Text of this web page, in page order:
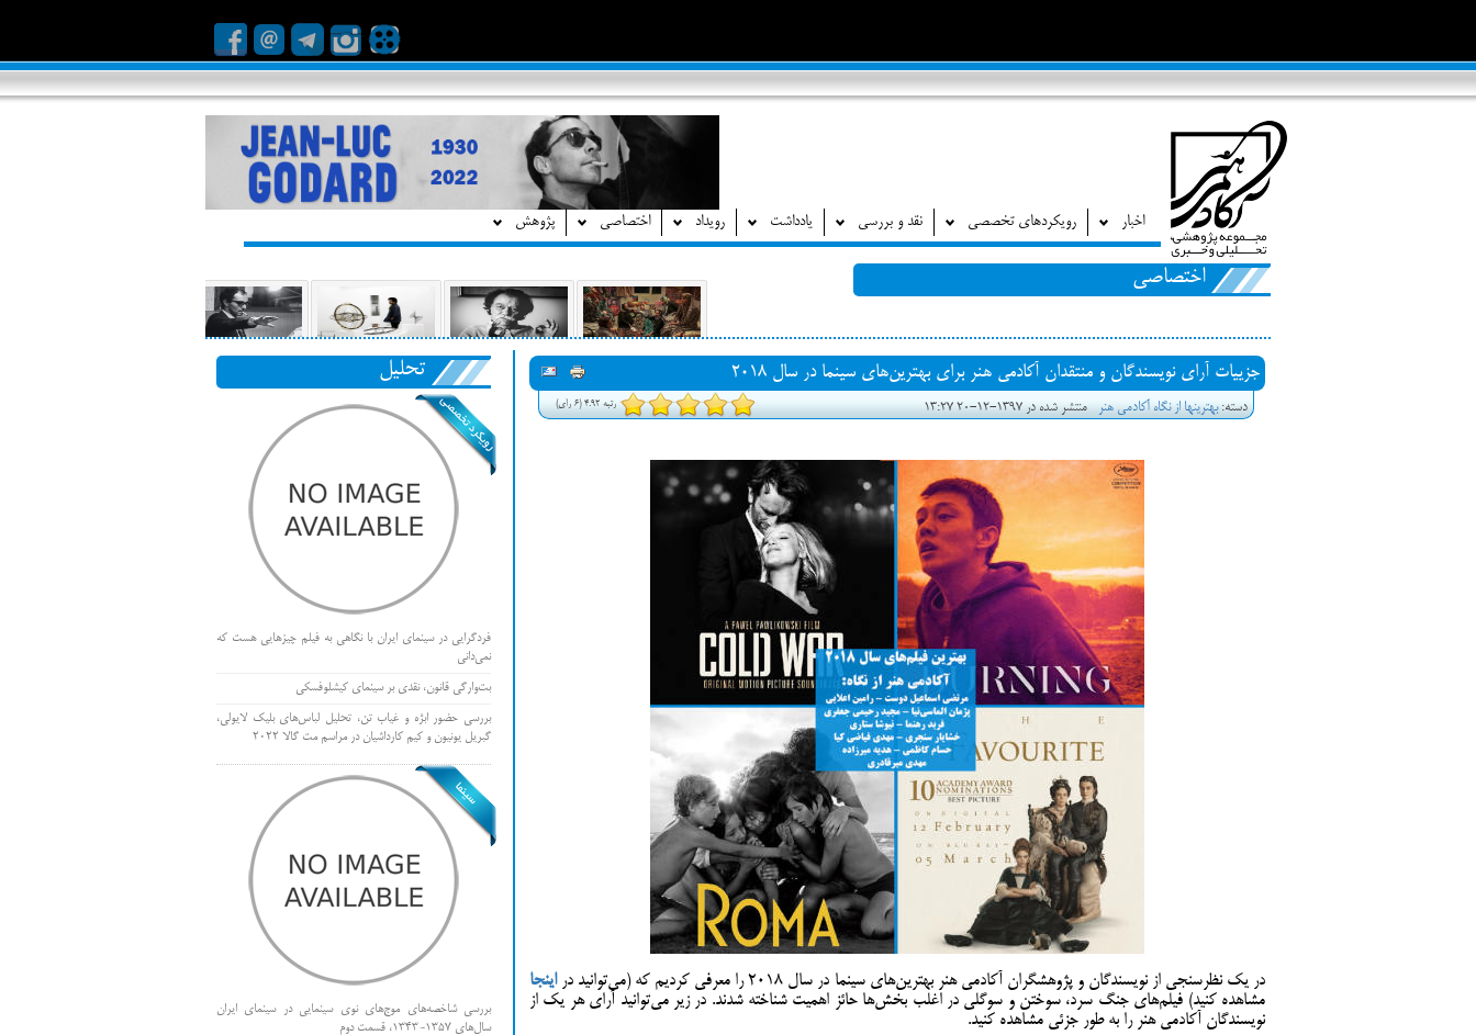
اخبار رویکردهای تخصصی نقد و بررسی یادداشت رویداد اختصاصی پژوهش
اختصاصی
جزییات آرای نویسندگان و منتقدان آکادمی هنر برای بهترین‌های سینما در سال 2018
رتبه 4.92 (6 رای) دسته:بهترین‎ها از نگاه آکادمی هنر منتشر شده در 1397-12-20 13:27
در یک نظرسنجی از نویسندگان و پژوهشگران آکادمی هنر بهترین‌های سینما در سال 2018 را معرفی کردیم که (می‌توانید در
اینجا
مشاهده کنید) فیلم‌های جنگ سرد، سوختن و سوگلی در اغلب بخش‌ها حائز اهمیت شناخته شدند. در زیر می‌توانید آرای هر یک از
نویسندگان آکادمی هنر را به طور جزئی مشاهده کنید.
تحلیل
فردگرایی در سینمای ایران با نگاهی به فیلم چیزهایی هست که
نمی‌دانی
بت‌وارگی قانون، نقدی بر سینمای کیشلوفسکی
بررسی حضور ابژه و غیاب تن، تحلیل لباس‌های بلیک لایولی،
گبریل یونیون و کیم کارداشیان در مراسم مت گالا ۲۰۲۲
بررسی شاخصه‌های موج‌های نوی سینمایی در سینمای ایران
سال‌های 1357-1343، قسمت دوم